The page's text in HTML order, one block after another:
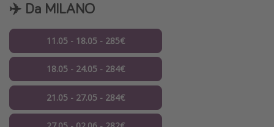
✈️ Da MILANO
11.05 - 18.05 - 285€
18.05 - 24.05 - 284€
21.05 - 27.05 - 284€